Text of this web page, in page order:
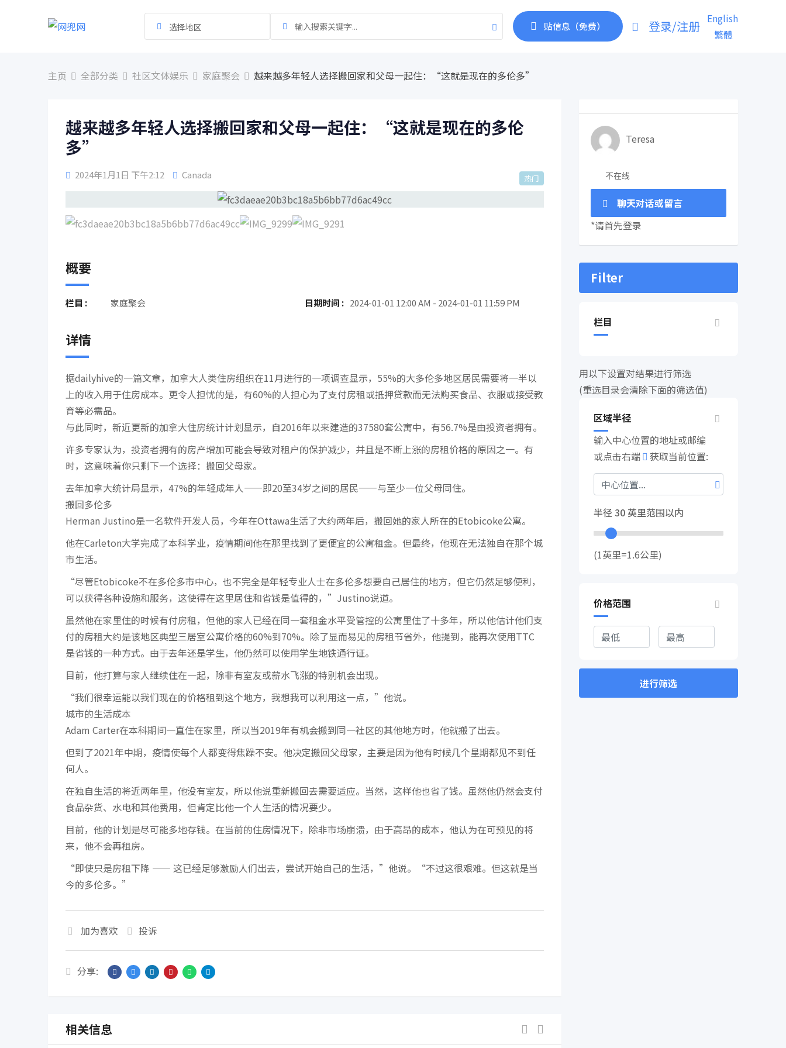
选择地区 贴信息（免费） 登录/注册 English
繁體
主页 全部分类 社区文体娱乐 家庭聚会 越来越多年轻人选择搬回家和父母一起住：“这就是现在的多伦多”
越来越多年轻人选择搬回家和父母一起住：“这就是现在的多伦
多”
2024年1月1日 下午2:12 Canada 热门
概要
栏目 : 家庭聚会 日期时间 : 2024-01-01 12:00 AM - 2024-01-01 11:59 PM
详情
据dailyhive的一篇文章，加拿大人类住房组织在11月进行的一项调查显示，55%的大多伦多地区居民需要将一半以
上的收入用于住房成本。更令人担忧的是，有60%的人担心为了支付房租或抵押贷款而无法购买食品、衣服或接受教
育等必需品。
与此同时，新近更新的加拿大住房统计计划显示，自2016年以来建造的37580套公寓中，有56.7%是由投资者拥有。
许多专家认为，投资者拥有的房产增加可能会导致对租户的保护减少，并且是不断上涨的房租价格的原因之一。有
时，这意味着你只剩下一个选择：搬回父母家。
去年加拿大统计局显示，47%的年轻成年人——即20至34岁之间的居民——与至少一位父母同住。
搬回多伦多
Herman Justino是一名软件开发人员，今年在Ottawa生活了大约两年后，搬回她的家人所在的Etobicoke公寓。
他在Carleton大学完成了本科学业，疫情期间他在那里找到了更便宜的公寓租金。但最终，他现在无法独自在那个城
市生活。
“尽管Etobicoke不在多伦多市中心，也不完全是年轻专业人士在多伦多想要自己居住的地方，但它仍然足够便利，
可以获得各种设施和服务，这使得在这里居住和省钱是值得的，”Justino说道。
虽然他在家里住的时候有付房租，但他的家人已经在同一套租金水平受管控的公寓里住了十多年，所以他估计他们支
付的房租大约是该地区典型三居室公寓价格的60%到70%。除了显而易见的房租节省外，他提到，能再次使用TTC
是省钱的一种方式。由于去年还是学生，他仍然可以使用学生地铁通行证。
目前，他打算与家人继续住在一起，除非有室友或薪水飞涨的特别机会出现。
“我们很幸运能以我们现在的价格租到这个地方，我想我可以利用这一点，”他说。
城市的生活成本
Adam Carter在本科期间一直住在家里，所以当2019年有机会搬到同一社区的其他地方时，他就搬了出去。
但到了2021年中期，疫情使每个人都变得焦躁不安。他决定搬回父母家，主要是因为他有时候几个星期都见不到任
何人。
在独自生活的将近两年里，他没有室友，所以他说重新搬回去需要适应。当然，这样他也省了钱。虽然他仍然会支付
食品杂货、水电和其他费用，但肯定比他一个人生活的情况要少。
目前，他的计划是尽可能多地存钱。在当前的住房情况下，除非市场崩溃，由于高昂的成本，他认为在可预见的将
来，他不会再租房。
“即使只是房租下降 —— 这已经足够激励人们出去，尝试开始自己的生活，”他说。“不过这很艰难。但这就是当
今的多伦多。”
加为喜欢 投诉
分享:
相关信息
Teresa
不在线
聊天对话或留言
*请首先登录
Filter
栏目
用以下设置对结果进行筛选
(重选目录会清除下面的筛选值)
区域半径
输入中心位置的地址或邮编
或点击右端
获取当前位置:
半径 30英里范围以内
(1英里=1.6公里)
价格范围
进行筛选